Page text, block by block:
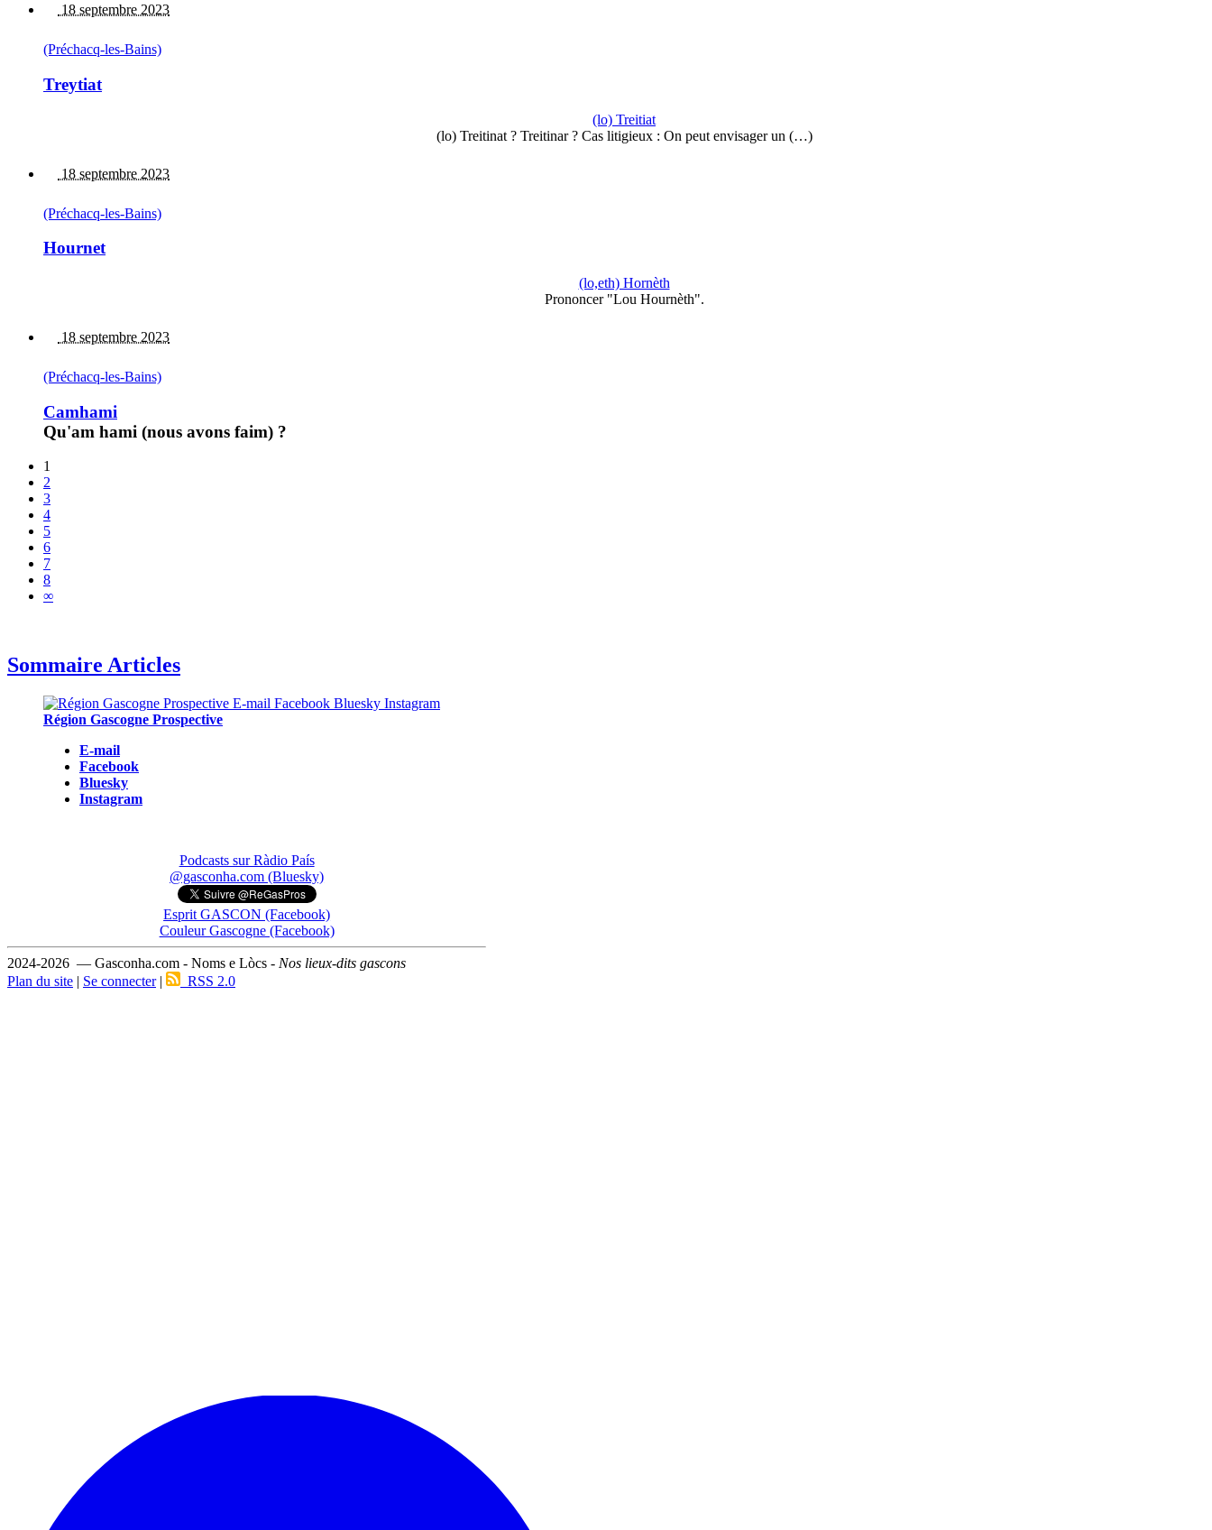
18 septembre 2023
(Préchacq-les-Bains)
Treytiat
(lo) Treitiat
(lo) Treitinat ? Treitinar ? Cas litigieux : On peut envisager un (…)
18 septembre 2023
(Préchacq-les-Bains)
Hournet
(lo,eth) Hornèth
Prononcer "Lou Hournèth".
18 septembre 2023
(Préchacq-les-Bains)
Camhami
Qu'am hami (nous avons faim) ?
1
2
3
4
5
6
7
8
∞
Sommaire Articles
Région Gascogne Prospective
E-mail
Facebook
Bluesky
Instagram
Podcasts sur Ràdio País
@gasconha.com (Bluesky)
Esprit GASCON (Facebook)
Couleur Gascogne (Facebook)
2024-2026 — Gasconha.com - Noms e Lòcs - Nos lieux-dits gascons
Plan du site | Se connecter| RSS 2.0